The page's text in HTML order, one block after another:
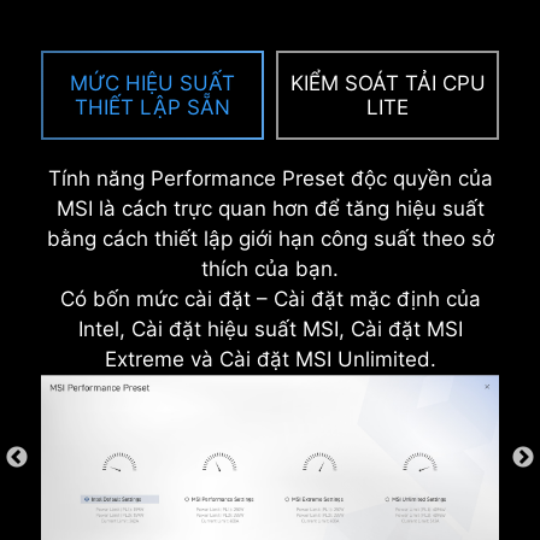
MỨC HIỆU SUẤT
THIẾT LẬP SẴN
KIỂM SOÁT TẢI CPU
LITE
Tính năng Performance Preset độc quyền của
MSI là cách trực quan hơn để tăng hiệu suất
bằng cách thiết lập giới hạn công suất theo sở
thích của bạn.
Có bốn mức cài đặt – Cài đặt mặc định của
Intel, Cài đặt hiệu suất MSI, Cài đặt MSI
Extreme và Cài đặt MSI Unlimited.
* Hình ảnh trên là hình ảnh tham khảo minh họa. Vui
lòng tham khảo các trang thông số kỹ thuật để biết
BẢO VỆ CHỐNG QUÁ DÒNG